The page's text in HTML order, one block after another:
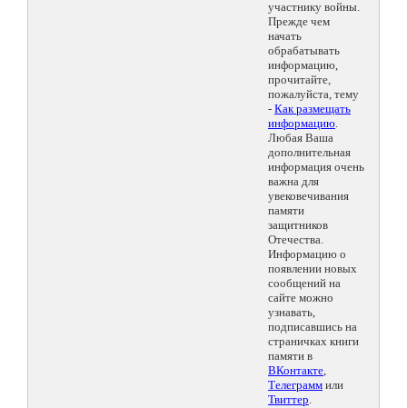
участнику войны.
Прежде чем
начать
обрабатывать
информацию,
прочитайте,
пожалуйста, тему
- Как размещать
информацию.
Любая Ваша
дополнительная
информация очень
важна для
увековечивания
памяти
защитников
Отечества.
Информацию о
появлении новых
сообщений на
сайте можно
узнавать,
подписавшись на
страничках книги
памяти в
ВКонтакте,
Телеграмм или
Твиттер.